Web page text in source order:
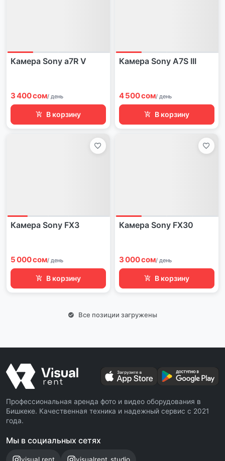
Камера Sony a7R V
3 400 сом/ день
В корзину
Камера Sony A7S III
4 500 сом/ день
В корзину
Камера Sony FX3
5 000 сом/ день
В корзину
Камера Sony FX30
3 000 сом/ день
В корзину
Все позиции загружены
Профессиональная аренда фото и видео оборудования в
Бишкеке. Качественная техника и надежный сервис с 2021
года.
Мы в социальных сетях